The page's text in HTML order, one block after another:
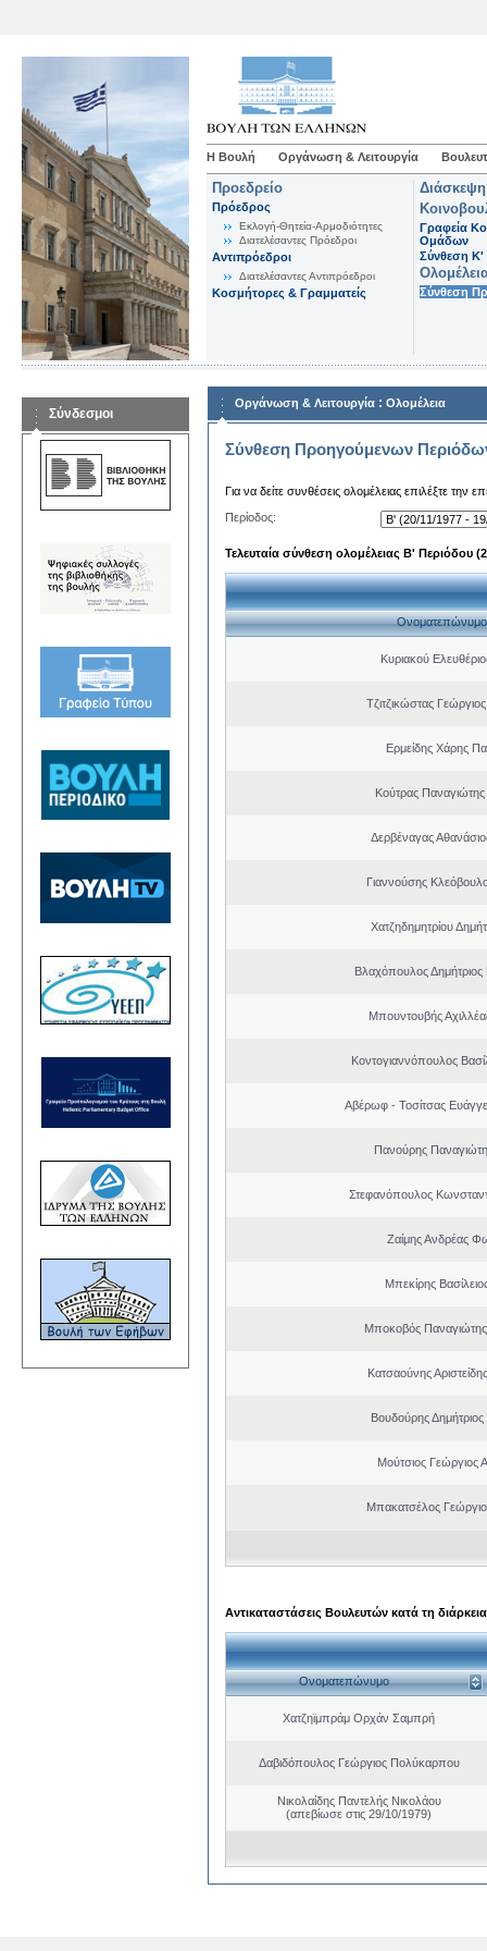
Η Βουλή Οργάνωση & Λειτουργία
Προεδρείο
Πρόεδρος
Εκλογή-Θητεία-Αρμοδιότητες
Διατελέσαντες Πρόεδροι
Αντιπρόεδροι
Διατελέσαντες Αντιπρόεδροι
Κοσμήτορες & Γραμματείς
Γραφεία
Ομάδων
Σύνθεση K'
Σύνθεση
Σύνδεσμοι
Οργάνωση & Λειτουργία : Ολομέλεια
Σύνθεση Προηγούμενων
Για να δείτε συνθέσεις ολομέλειας επιλέξτε την
Περίοδος:
Τελευταία σύνθεση ολομέλειας Β' Περιόδου
Ονοματεπώνυμο
Κυριακού
Τζιτζικώστας
Ερμείδης Χάρης
Κούτρας Παναγιώτης
Δερβέναγας
Γιαννούσης
Χατζηδημητρίου
Βλαχόπουλος Δημήτριος
Μπουντουβής
Κοντογιαννόπουλος
Αβέρωφ - Τοσίτσας
Πανούρης
Στεφανόπουλος
Ζαίμης Ανδρέας
Μπεκίρης
Μποκοβός
Κατσαούνης
Βουδούρης
Μούτσιος Γεώργιος
Μπακατσέλος
Αντικαταστάσεις Βουλευτών κατά τη
Ονοματεπώνυμο
Χατζηϊμπράμ Ορχάν Σαμπρή
Δαβιδόπουλος Γεώργιος Πολύκαρπου
Νικολαίδης Παντελής Νικολάου
(απεβίωσε στις 29/10/1979)